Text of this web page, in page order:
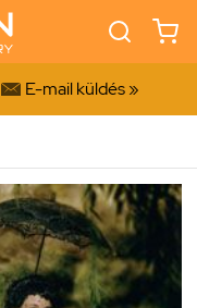
 E-mail küldés »